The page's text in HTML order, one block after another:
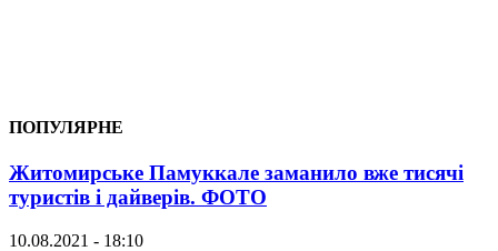
ПОПУЛЯРНЕ
Житомирське Памуккале заманило вже тисячі
туристів і дайверів. ФОТО
10.08.2021 - 18:10